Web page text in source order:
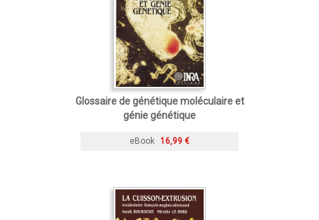
Glossaire de génétique moléculaire et
génie génétique
eBook 16,99 €